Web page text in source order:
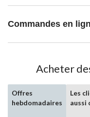
Commandes en
Acheter
Offres
hebdomadaires
Les
aussi